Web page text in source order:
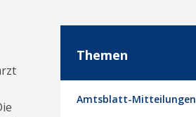
Themen
Amtsblatt-Mitteilungen